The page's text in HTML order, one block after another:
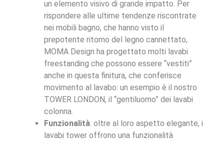
un elemento visivo di grande impatto. Per
rispondere alle ultime tendenze riscontrate
nei mobili bagno, che hanno visto il
prepotente ritorno del legno cannettato,
MOMA Design ha progettato molti lavabi
freestanding che possono essere “vestiti”
anche in questa finitura, che conferisce
movimento al lavabo: un esempio è il nostro
TOWER LONDON, il “gentiluomo” dei lavabi
colonna.
Funzionalità: oltre al loro aspetto elegante, i
lavabi tower offrono una funzionalità